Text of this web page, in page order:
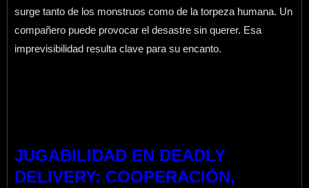
surge tanto de los monstruos como de la torpeza humana. Un
compañero puede provocar el desastre sin querer. Esa
imprevisibilidad resulta clave para su encanto.
JUGABILIDAD EN DEADLY
DELIVERY: COOPERACIÓN,